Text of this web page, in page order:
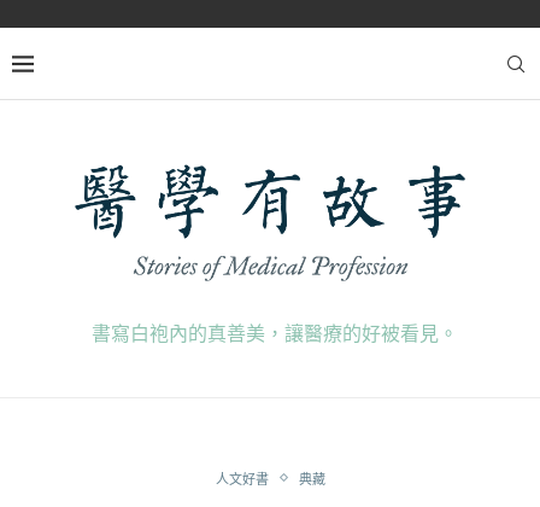
書寫白袍內的真善美，讓醫療的好被看見。
人文好書 典藏